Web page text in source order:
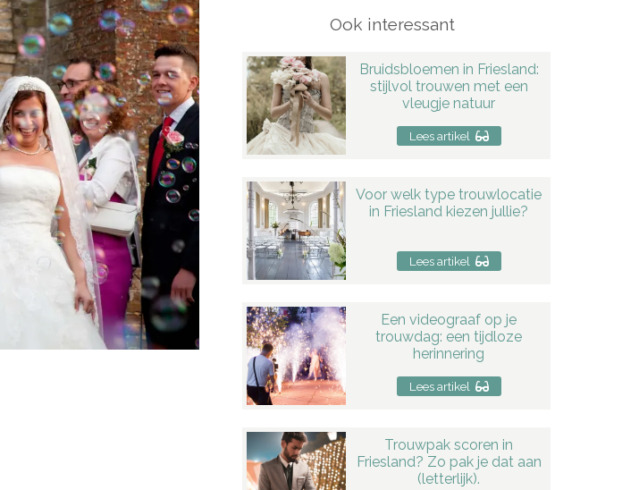
Ook interessant
Bruidsbloemen in Friesland:
stijlvol trouwen met een
vleugje natuur
Lees artikel
Voor welk type trouwlocatie
in Friesland kiezen jullie?
Lees artikel
Een videograaf op je
trouwdag: een tijdloze
herinnering
Lees artikel
Trouwpak scoren in
Friesland? Zo pak je dat aan
(letterlijk).